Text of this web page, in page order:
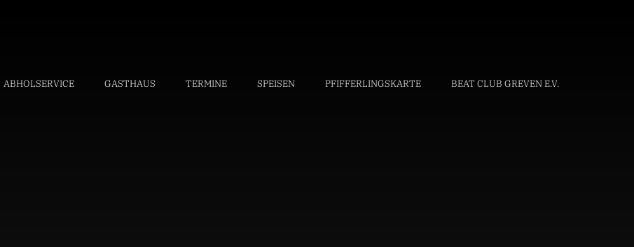
ABHOLSERVICE GASTHAUS TERMINE SPEISEN PFIFFERLINGSKARTE BEAT CLUB GREVEN E.V.